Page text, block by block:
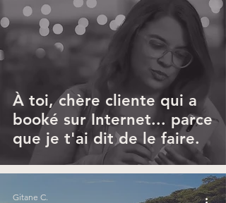
À toi, chère cliente qui a
booké sur Internet... parce
que je t'ai dit de le faire.
Gitane C.